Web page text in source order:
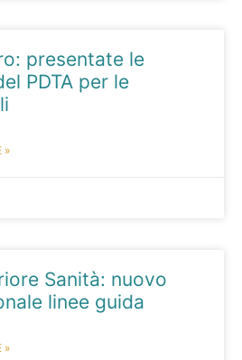
presentate le
PDTA per le
»
Sanità: nuovo
linee guida
»